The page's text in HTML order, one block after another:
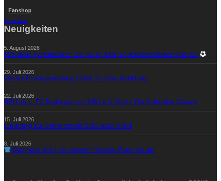
Fanshop
Anmelden
Neuigkeiten
5. August 2026
Maximale Performance: Die neuen Mini Schienbeinschoner sind da!
29. Juli 2026
Großer Prüfungsandrang in der Ju-Jutsu Abteilung
22. Juli 2026
NEU im 1. FC Brelingen von 1961 e.V.-Shop: Die Kollektion Classic
15. Juli 2026
Einladung zur Seniorenfahrt 2026 nach Alfeld
8. Juli 2026
Das neue Shirt mit unserem Vereins-Patch ist da!